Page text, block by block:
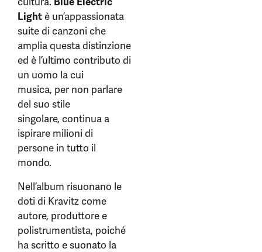
Lightè un’appassionata
suite di canzoni che
amplia questa distinzione
ed è l’ultimo contributo di
un uomo la cui
musica, per non parlare
del suo stile
singolare, continua a
ispirare milioni di
persone in tutto il
mondo.
Nell’album risuonano le
doti di Kravitz come
autore, produttore e
polistrumentista, poiché
ha scritto e suonato la